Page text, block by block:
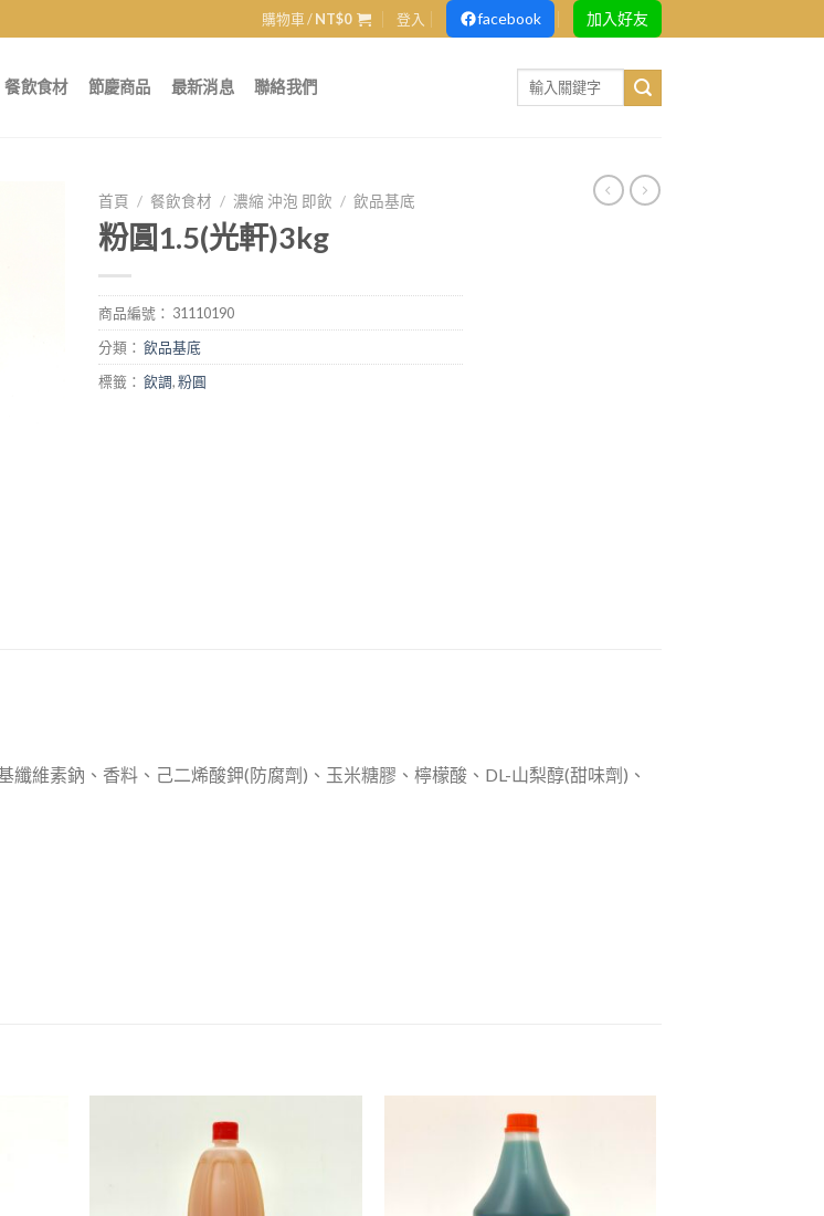
購物車 /NT$0 登入 facebook 加入好友
餐飲食材 節慶商品 最新消息 聯絡我們
Search
for:
首頁 / 餐飲食材 / 濃縮 沖泡 即飲 / 飲品基底
粉圓1.5(光軒)3kg
商品編號： 31110190
分類： 飲品基底
標籤： 飲調,粉圓
維素鈉、香料、己二烯酸鉀(防腐劑)、玉米糖膠、檸檬酸、DL-山梨醇(甜味劑)、